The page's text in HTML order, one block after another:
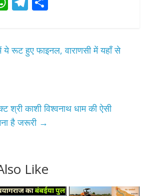
s gr e
ये रूट हुए फाइनल, वाराणसी में यहाँ से
श्री काशी विश्वनाथ धाम की ऐसी
है जरूरी →
Like